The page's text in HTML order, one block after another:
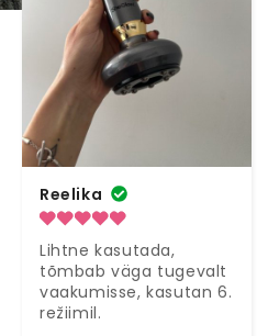
Reelika
Lihtne kasutada,
tõmbab väga tugevalt
vaakumisse, kasutan 6.
režiimil.